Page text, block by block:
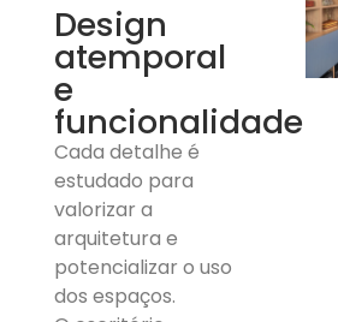
Design
atemporal
e
funcionalidade
Cada detalhe é
estudado para
valorizar a
arquitetura e
potencializar o uso
dos espaços.